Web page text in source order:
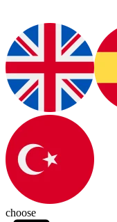
choose